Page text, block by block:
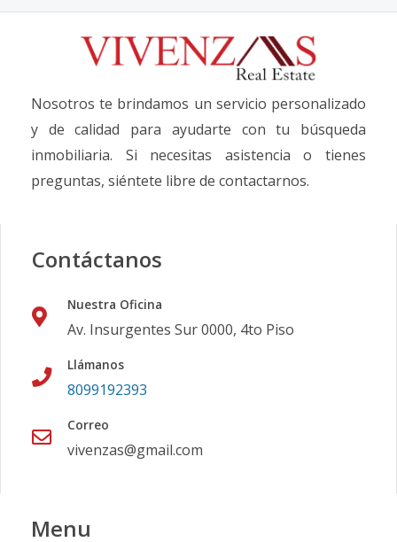
Nosotros te brindamos un servicio personalizado
y de calidad para ayudarte con tu búsqueda
inmobiliaria. Si necesitas asistencia o tienes
preguntas, siéntete libre de contactarnos.
Contáctanos
Nuestra Oficina
Av. Insurgentes Sur 0000, 4to Piso
Llámanos
8099192393
Correo
vivenzas@gmail.com
Menu